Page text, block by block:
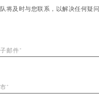
将及时与您联系，以解决任何疑